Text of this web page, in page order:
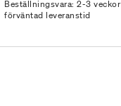
Beställningsvara: 2-3 veckor
förväntad leveranstid